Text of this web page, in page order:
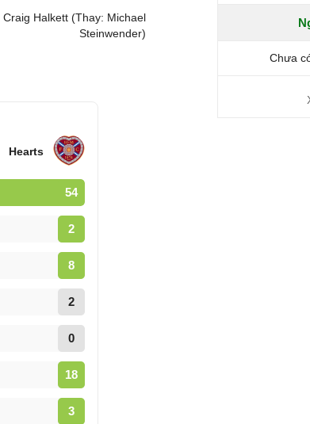
Craig Halkett (Thay: Michael
Steinwender)
Hearts
54
2
8
2
0
18
3
Chưa